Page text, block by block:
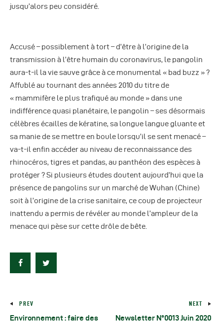
jusqu’alors peu considéré.
Accusé – possiblement à tort – d’être à l’origine de la
transmission à l’être humain du coronavirus, le pangolin
aura-t-il la vie sauve grâce à ce monumental « bad buzz » ?
Affublé au tournant des années 2010 du titre de
« mammifère le plus trafiqué au monde » dans une
indifférence quasi planétaire, le pangolin – ses désormais
célèbres écailles de kératine, sa longue langue gluante et
sa manie de se mettre en boule lorsqu’il se sent menacé –
va-t-il enfin accéder au niveau de reconnaissance des
rhinocéros, tigres et pandas, au panthéon des espèces à
protéger ? Si plusieurs études doutent aujourd’hui que la
présence de pangolins sur un marché de Wuhan (Chine)
soit à l’origine de la crise sanitaire, ce coup de projecteur
inattendu a permis de révéler au monde l’ampleur de la
menace qui pèse sur cette drôle de bête.
PREV
Environnement : faire des
NEXT
Newsletter N°0013 Juin 2020